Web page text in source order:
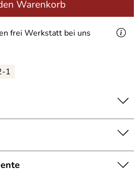
Warenkorb
frei Werkstatt bei uns
1
Loft Look.
Pendeltür aus Zunderstahl